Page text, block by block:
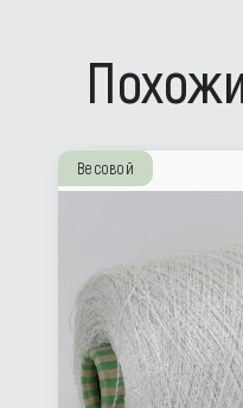
Весовой